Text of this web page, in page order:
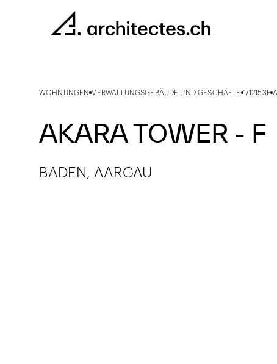
WOHNUNGEN VERWALTUNGSGEBÄUDE UND GESCHÄFTE 1/12153F
AKARA TOWER - F
BADEN, AARGAU